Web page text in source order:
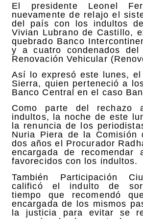
El presidente Leonel
nuevamente de relajo el
del país con los indultos
Vivian Lubrano de Castillo,
quebrado Banco
y a cuatro condenados
Renovación Vehicular
Así lo expresó este lunes, el
Sierra, quien perteneció a
Banco Central en el caso
Como parte del rechazo
indultos, la noche de este
la renuncia de los
Nuria Piera de la Comisión
dos años el Procurador
encargada de recomendar
favorecidos con los indultos.
También Participación
calificó el indulto de
tiempo que recomendó
encargada de los mismos
la justicia para evitar se